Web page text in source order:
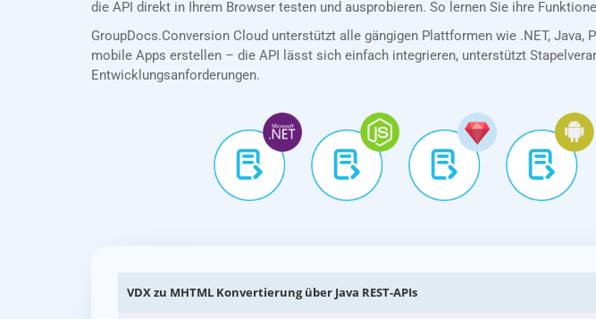
die API direkt in Ihrem Browser testen und ausprobieren. So lernen Sie ihre
GroupDocs.Conversion Cloud unterstützt alle gängigen Plattformen wie .NET, Java,
mobile Apps erstellen – die API lässt sich einfach integrieren, unterstützt
Entwicklungsanforderungen.
VDX zu MHTML Konvertierung über Java REST-APIs